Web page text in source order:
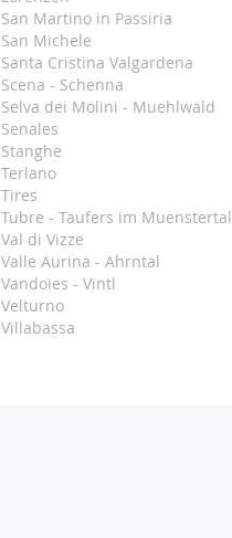
San Martino in Passiria
San Michele
Santa Cristina Valgardena
Scena - Schenna
Selva dei Molini - Muehlwald
Senales
Stanghe
Terlano
Tires
Tubre - Taufers im Muenstertal
Val di Vizze
Valle Aurina - Ahrntal
Vandoies - Vintl
Velturno
Villabassa